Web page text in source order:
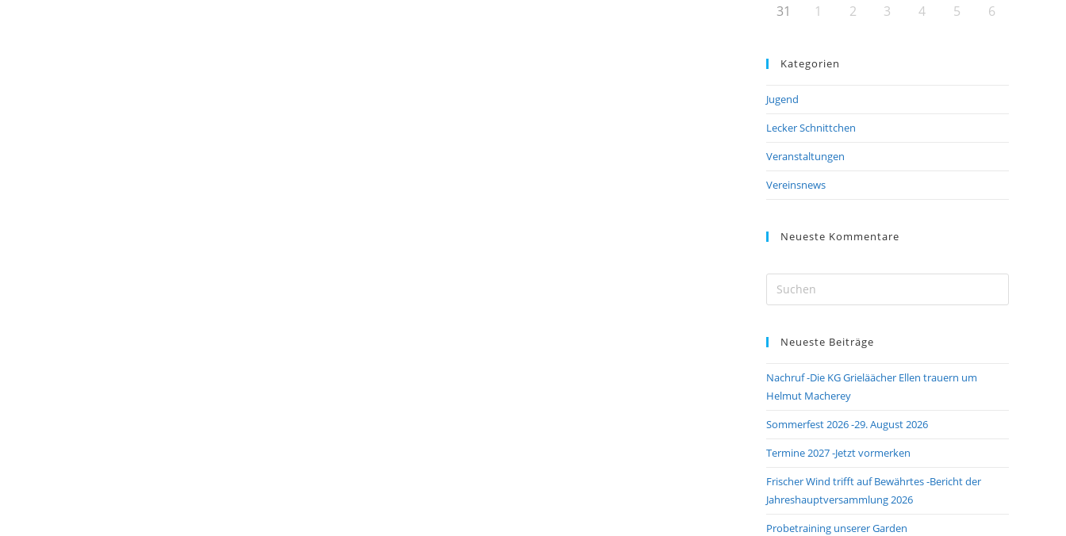
31
1 2 3 4 5 6
Kategorien
Jugend
Lecker Schnittchen
Veranstaltungen
Vereinsnews
Neueste Kommentare
Escape
Neueste Beiträge
Nachruf -Die KG Grieläächer Ellen trauern um
Helmut Macherey
Sommerfest 2026 -29. August 2026
Termine 2027 -Jetzt vormerken
Frischer Wind trifft auf Bewährtes -Bericht der
Jahreshauptversammlung 2026
Probetraining unserer Garden